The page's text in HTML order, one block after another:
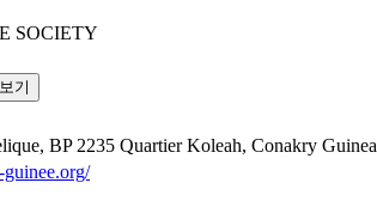
SOCIETY
BP 2235 Quartier Koleah, Conakry Guinea